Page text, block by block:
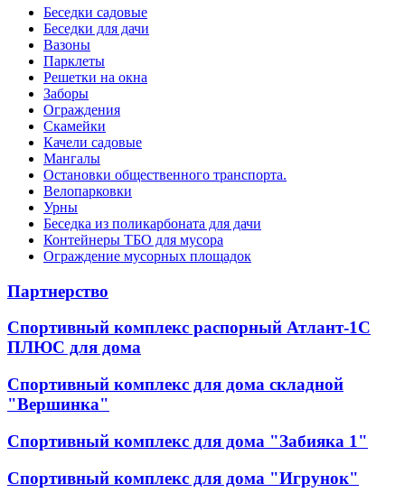
Беседки садовые
Беседки для дачи
Вазоны
Парклеты
Решетки на окна
Заборы
Ограждения
Скамейки
Качели садовые
Мангалы
Остановки общественного транспорта.
Велопарковки
Урны
Беседка из поликарбоната для дачи
Контейнеры ТБО для мусора
Ограждение мусорных площадок
Партнерство
Спортивный комплекс распорный Атлант-1С
ПЛЮС для дома
Спортивный комплекс для дома складной
"Вершинка"
Спортивный комплекс для дома "Забияка 1"
Спортивный комплекс для дома "Игрунок"